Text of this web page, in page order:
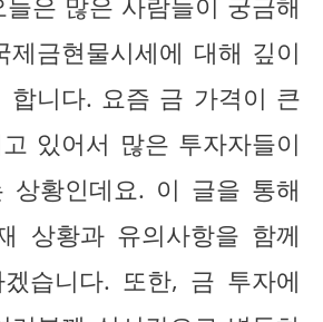
제금현물시세에 대해 깊이
합니다. 요즘 금 가격이 큰
있어서 많은 투자자들이
상황인데요. 이 글을 통해
상황과 유의사항을 함께
습니다. 또한, 금 투자에